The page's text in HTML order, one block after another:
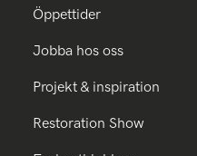
Öppettider
Jobba hos oss
Projekt & inspiration
Restoration Show